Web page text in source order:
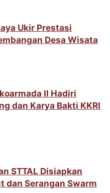
Ukir Prestasi
Desa Wisata
II Hadiri
dan Karya Bakti KKRI
STTAL Disiapkan
dan Serangan Swarm